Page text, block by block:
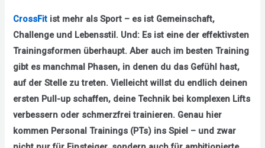
CrossFit ist mehr als Sport – es ist Gemeinschaft,
Challenge und Lebensstil. Und: Es ist eine der effektivsten
Trainingsformen überhaupt. Aber auch im besten Training
gibt es manchmal Phasen, in denen du das Gefühl hast,
auf der Stelle zu treten. Vielleicht willst du endlich deinen
ersten Pull-up schaffen, deine Technik bei komplexen Lifts
verbessern oder schmerzfrei trainieren. Genau hier
kommen Personal Trainings (PTs) ins Spiel – und zwar